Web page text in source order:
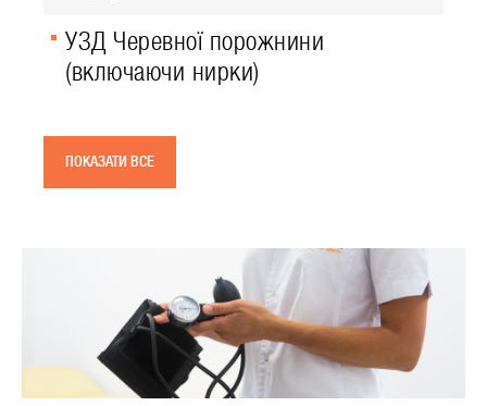
УЗД Черевної порожнини
(включаючи нирки)
ПОКАЗАТИ ВСЕ